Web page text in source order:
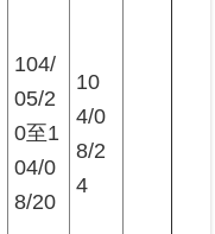
104/
05/2
0至1
04/0
8/20
10
4/0
8/2
4